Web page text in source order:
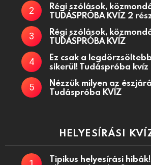
Régi szólások,
TUDÁSPRÓBA KVÍZ 2
Régi szólások,
TUDÁSPRÓBA KVÍZ
Ez csak a
sikerül! Tudáspróba kvíz
Nézzük milyen az
Tudáspróba KVÍZ
HELYESÍRÁSI
Tipikus helyesírási hibák!